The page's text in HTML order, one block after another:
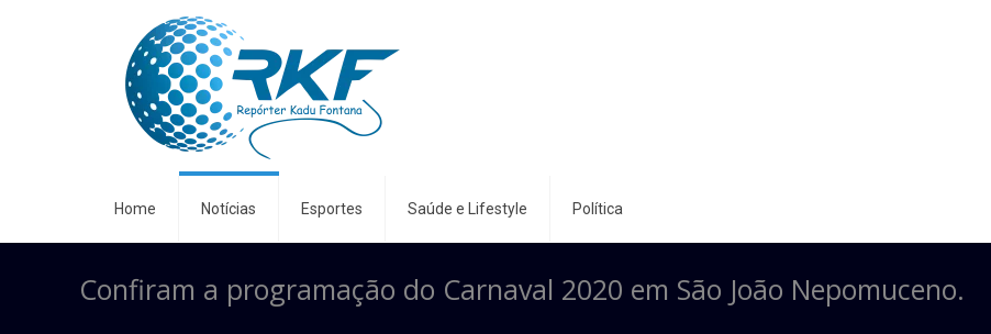
Home Notícias Esportes Saúde e Lifestyle Política
Confiram a programação do Carnaval 2020 em São João Nepomuceno.